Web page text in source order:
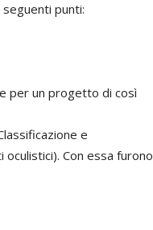
punti:
per un progetto di così
e
Con essa furono